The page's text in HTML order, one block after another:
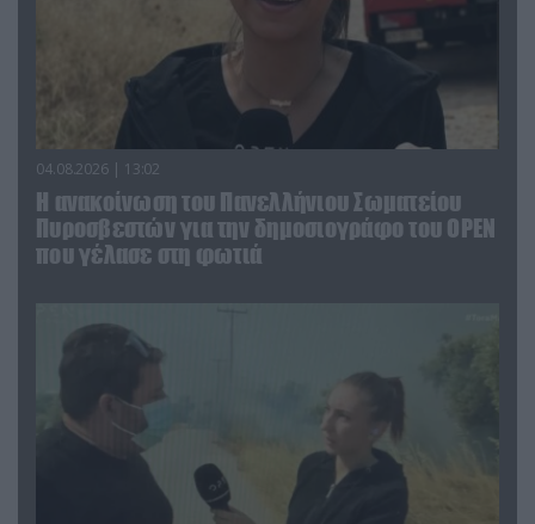
04.08.2026 | 13:02
Η ανακοίνωση του Πανελλήνιου Σωματείου
Πυροσβεστών για την δημοσιογράφο του OPEN
που γέλασε στη φωτιά